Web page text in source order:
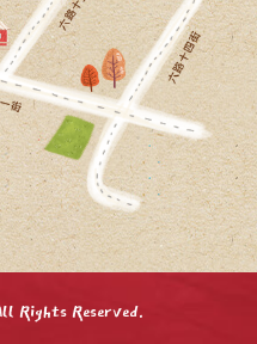
Rights Reserved.